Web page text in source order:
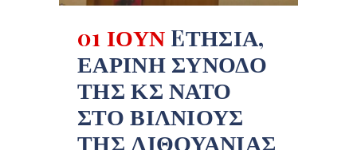
01 ΙΟΎΝ EΤΉΣΙΑ,
ΕΑΡΙΝΉ ΣΎΝΟΔΟ
ΤΗΣ ΚΣ ΝΑΤΟ
ΣΤΟ ΒΊΛΝΙΟΥΣ
ΤΗΣ ΛΙΘΟΥΑΝΊΑΣ